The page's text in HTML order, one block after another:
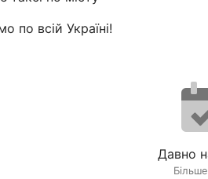
по всій Україні!
Давно